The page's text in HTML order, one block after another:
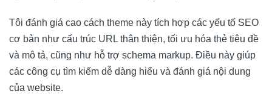
Tôi đánh giá cao cách theme này tích hợp các yếu tố SEO
cơ bản như cấu trúc URL thân thiện, tối ưu hóa thẻ tiêu đề
và mô tả, cũng như hỗ trợ schema markup. Điều này giúp
các công cụ tìm kiếm dễ dàng hiểu và đánh giá nội dung
của website.